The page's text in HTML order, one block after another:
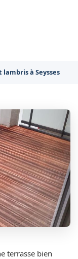
lambris à Seysses
terrasse bien